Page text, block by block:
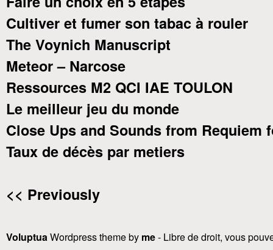
Cultiver et fumer son tabac à rouler
The Voynich Manuscript
Meteor – Narcose
Ressources M2 QCI IAE TOULON
Le meilleur jeu du monde
Close Ups and Sounds from Requiem
Taux de décès par metiers
<< Previously
VoluptuaWordpress theme by me- Libre de droit, vous